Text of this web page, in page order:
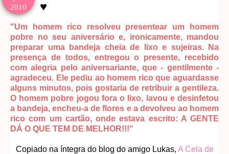
2010
♥
"Um homem rico resolveu presentear um homem
pobre no seu aniversário e, ironicamente, mandou
preparar uma bandeja cheia de lixo e sujeiras. Na
presença de todos, entregou o presente, recebido
com alegria pelo aniversariante, que - gentilmente -
agradeceu. Ele pediu ao homem rico que aguardasse
alguns minutos, pois gostaria de retribuir a gentileza.
O homem pobre jogou fora o lixo, lavou e desinfetou
a bandeja, encheu-a de flores e a devolveu ao homem
rico com um cartão, onde estava escrito: A GENTE
DÁ O QUE TEM DE MELHOR!!!"
Copiado na íntegra do blog do amigo Lukas, A Cela de